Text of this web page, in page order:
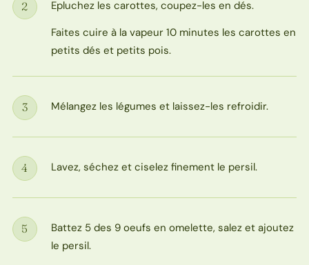
Étape
2
Epluchez les carottes, coupez-les en dés.
Faites cuire à la vapeur 10 minutes les carottes en
petits dés et petits pois.
Étape
3 Mélangez les légumes et laissez-les refroidir.
Étape
4 Lavez, séchez et ciselez finement le persil.
Étape
5
Battez 5 des 9 oeufs en omelette, salez et ajoutez
le persil.